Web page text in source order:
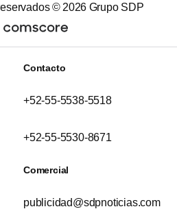
© 2026 Grupo SDP
Contacto
+52-55-5538-5518
+52-55-5530-8671
Comercial
publicidad@sdpnoticias.com